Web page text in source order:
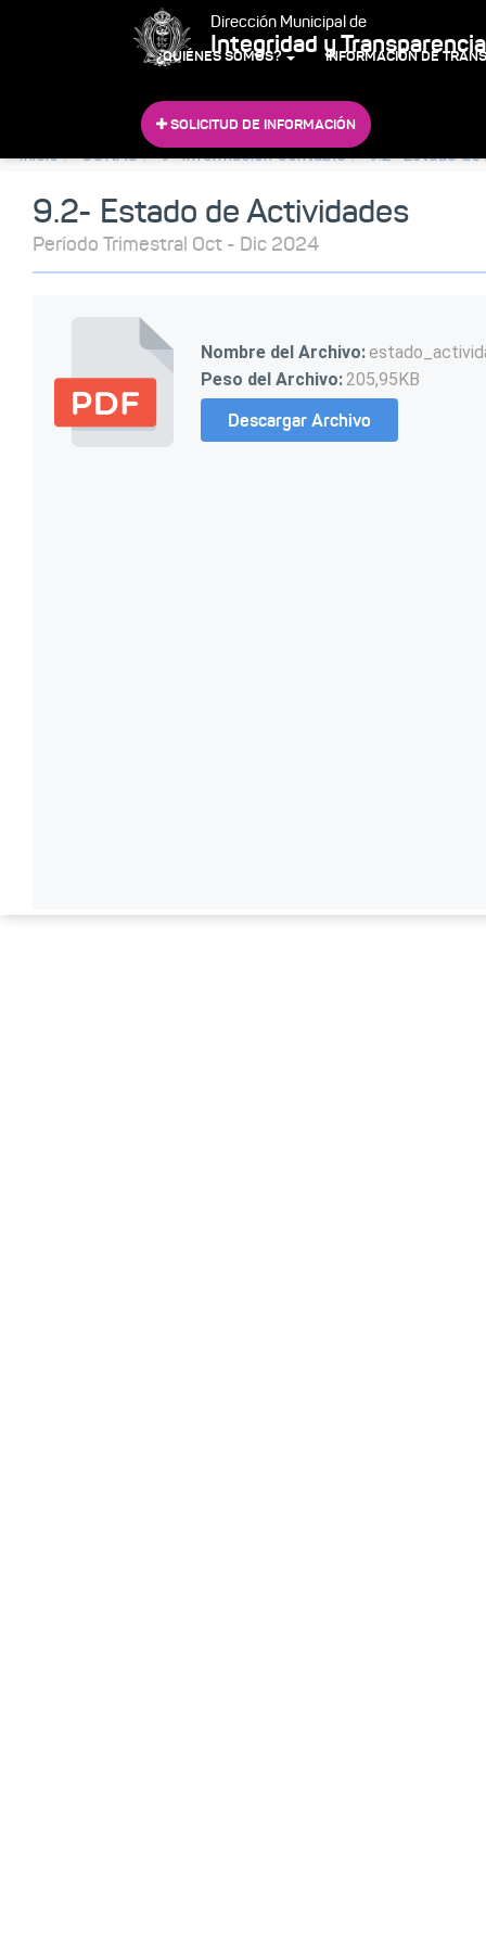
Dirección Municipal de
Integridad y Transparencia
¿QUIÉNES SOMOS? INFORMACIÓN DE
SOLICITUD DE INFORMACIÓN
Inicio CONAC 9- Información Contable 9.2- Estado
9.2- Estado de Actividades
Período Trimestral Oct - Dic 2024
Nombre del Archivo:
Peso del Archivo:205,95KB
Descargar Archivo